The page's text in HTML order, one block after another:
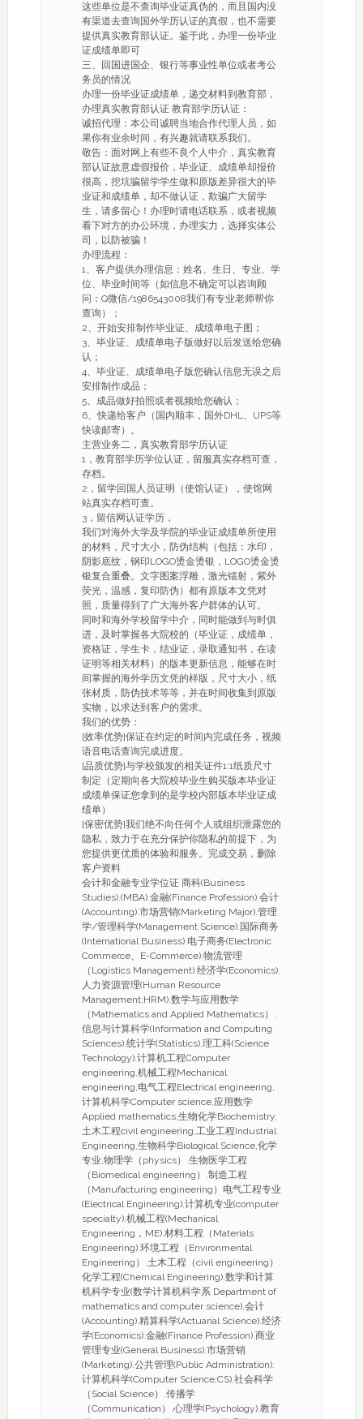
这些单位是不查询毕业证真伪的，而且国内没
有渠道去查询国外学历认证的真假，也不需要
提供真实教育部认证。鉴于此，办理一份毕业
证成绩单即可
三、回国进国企、银行等事业性单位或者考公
务员的情况
办理一份毕业证成绩单，递交材料到教育部，
办理真实教育部认证 教育部学历认证：
诚招代理：本公司诚聘当地合作代理人员，如
果你有业余时间，有兴趣就请联系我们。
敬告：面对网上有些不良个人中介，真实教育
部认证故意虚假报价，毕业证、成绩单却报价
很高，挖坑骗留学学生做和原版差异很大的毕
业证和成绩单，却不做认证，欺骗广大留学
生，请多留心！办理时请电话联系，或者视频
看下对方的办公环境，办理实力，选择实体公
司，以防被骗！
办理流程：
1、客户提供办理信息：姓名、生日、专业、学
位、毕业时间等（如信息不确定可以咨询顾
问：Q微信/1986543008我们有专业老师帮你
查询）；
2、开始安排制作毕业证、成绩单电子图；
3、毕业证、成绩单电子版做好以后发送给您确
认；
4、毕业证、成绩单电子版您确认信息无误之后
安排制作成品；
5、成品做好拍照或者视频给您确认；
6、快递给客户（国内顺丰，国外DHL、UPS等
快读邮寄）。
主营业务二，真实教育部学历认证
1，教育部学历学位认证，留服真实存档可查，
存档。
2，留学回国人员证明（使馆认证），使馆网
站真实存档可查。
3，留信网认证学历，
我们对海外大学及学院的毕业证成绩单所使用
的材料，尺寸大小，防伪结构（包括：水印，
阴影底纹，钢印LOGO烫金烫银，LOGO烫金烫
银复合重叠。文字图案浮雕，激光镭射，紫外
荧光，温感，复印防伪）都有原版本文凭对
照，质量得到了广大海外客户群体的认可。
同时和海外学校留学中介，同时能做到与时俱
进，及时掌握各大院校的（毕业证，成绩单，
资格证，学生卡，结业证，录取通知书，在读
证明等相关材料）的版本更新信息，能够在时
间掌握的海外学历文凭的样版，尺寸大小，纸
张材质，防伪技术等等，并在时间收集到原版
实物，以求达到客户的需求。
我们的优势：
[效率优势]保证在约定的时间内完成任务，视频
语音电话查询完成进度。
[品质优势]与学校颁发的相关证件1:1纸质尺寸
制定（定期向各大院校毕业生购买版本毕业证
成绩单保证您拿到的是学校内部版本毕业证成
绩单）
[保密优势]我们绝不向任何个人或组织泄露您的
隐私，致力于在充分保护你隐私的前提下，为
您提供更优质的体验和服务。完成交易，删除
客户资料
会计和金融专业学位证 商科(Business
Studies).(MBA).金融(Finance Profession).会计
(Accounting).市场营销(Marketing Major).管理
学/管理科学(Management Science).国际商务
(International Business).电子商务(Electronic
Commerce、E-Commerce).物流管理
（Logistics Management).经济学(Economics).
人力资源管理(Human Resource
Management;HRM).数学与应用数学
（Mathematics and Applied Mathematics）.
信息与计算科学(Information and Computing
Sciences).统计学(Statistics).理工科(Science
Technology).计算机工程Computer
engineering,机械工程Mechanical
engineering,电气工程Electrical engineering,
计算机科学Computer science,应用数学
Applied mathematics,生物化学Biochemistry,
土木工程civil engineering,工业工程Industrial
Engineering,生物科学Biological Science,化学
专业,物理学（physics）.生物医学工程
（Biomedical engineering）.制造工程
（Manufacturing engineering）电气工程专业
(Electrical Engineering).计算机专业(computer
specialty).机械工程(Mechanical
Engineering，ME).材料工程（Materials
Engineering).环境工程（Environmental
Engineering）.土木工程（civil engineering）.
化学工程(Chemical Engineering).数学和计算
机科学专业(数学计算机科学系 Department of
mathematics and computer science).会计
(Accounting).精算科学(Actuarial Science).经济
学(Economics).金融(Finance Profession).商业
管理专业(General Business).市场营销
(Marketing).公共管理(Public Administration).
计算机科学(Computer Science;CS).社会科学
（Social Science）.传播学
（Communication）.心理学(Psychology).教育